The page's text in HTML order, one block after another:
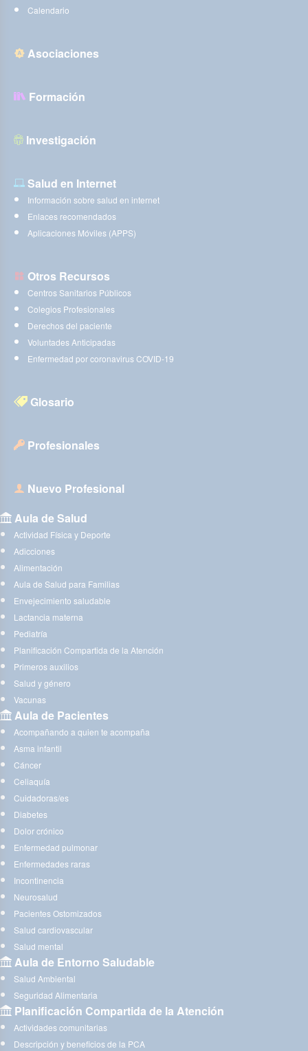
Calendario
Asociaciones
Formación
Investigación
Salud en Internet
Información sobre salud en internet
Enlaces recomendados
Aplicaciones Móviles (APPS)
Otros Recursos
Centros Sanitarios Públicos
Colegios Profesionales
Derechos del paciente
Voluntades Anticipadas
Enfermedad por coronavirus COVID-19
Glosario
Profesionales
Nuevo Profesional
Aula de Salud
Actividad Física y Deporte
Adicciones
Alimentación
Aula de Salud para Familias
Envejecimiento saludable
Lactancia materna
Pediatría
Planificación Compartida de la Atención
Primeros auxilios
Salud y género
Vacunas
Aula de Pacientes
Acompañando a quien te acompaña
Asma infantil
Cáncer
Celiaquía
Cuidadoras/es
Diabetes
Dolor crónico
Enfermedad pulmonar
Enfermedades raras
Incontinencia
Neurosalud
Pacientes Ostomizados
Salud cardiovascular
Salud mental
Aula de Entorno Saludable
Salud Ambiental
Seguridad Alimentaria
Planificación Compartida de la Atención
Actividades comunitarias
Descripción y beneficios de la PCA